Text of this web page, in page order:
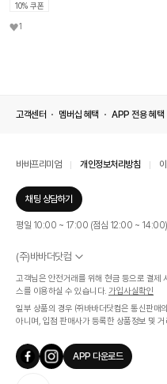
10% 쿠폰
1
고객센터 멤버십 혜택 APP 전용 혜택
바바프리미엄 개인정보처리방침
채팅 상담하기
평일 10:00 ~ 17:00 (점심 12:00 ~
(주)바바더닷컴
서울특별시 서초구 신반포로 339, 논현빌딩
사업자 등록번호 569-86-01308
통신판매업신고번호 제 2019 - 서울 서초 -
개인정보관리책임자 : 김효영
인증범위
온라인 쇼핑몰 서비스(바
유효기간
2024.07.17 ~
고객님은 안전거래를 위해 현금 등으로 결제
스를 이용하실 수 있습니다. 가입사실확인
일부 상품의 경우 ㈜바바더닷컴은 통신판매
아니며, 입점 판매사가 등록한 상품정보 및
APP 다운로드